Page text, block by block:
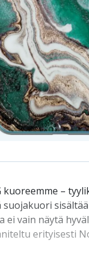
–
vain näytä
erityisesti